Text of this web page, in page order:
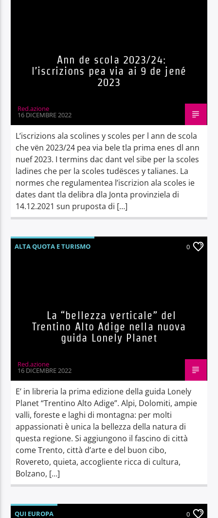
Ann de scola 2023/24:
l’iscrizions pea via ai 9 de jené
2023
Red.azione
16 DICEMBRE 2022
L’iscrizions ala scolines y scoles per l ann de scola
che vën 2023/24 pea via bele tla prima enes dl ann
nuef 2023. I termins dac dant vel sibe per la scoles
ladines che per la scoles tudësces y talianes. La
normes che regulamentea l’iscrizion ala scoles ie
dates dant tla delibra dla Jonta provinziela di
14.12.2021 sun pruposta di […]
ALTA QUOTA E TURISMO 0
La “bellezza verticale” del
Trentino Alto Adige nella nuova
guida Lonely Planet
Red.azione
16 DICEMBRE 2022
E’ in libreria la prima edizione della guida Lonely
Planet “Trentino Alto Adige”. Alpi, Dolomiti, ampie
valli, foreste e laghi di montagna: per molti
appassionati è unica la bellezza della natura di
questa regione. Si aggiungono il fascino di città
come Trento, città d’arte e del buon cibo,
Rovereto, quieta, accogliente ricca di cultura,
Bolzano, […]
QUI EUROPA 0